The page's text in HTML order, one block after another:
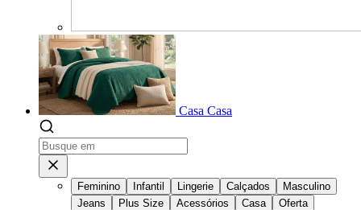
Casa Casa
Feminino Infantil Lingerie Calçados
Masculino
Jeans
Plus Size Acessórios Casa Oferta